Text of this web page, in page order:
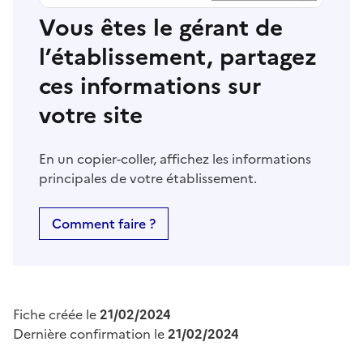
Vous êtes le gérant de
l’établissement, partagez
ces informations sur
votre site
En un copier-coller, affichez les informations
principales de votre établissement.
Comment faire ?
Fiche créée le21/02/2024
Dernière confirmation le21/02/2024